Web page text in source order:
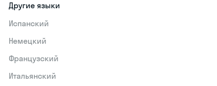
Другие языки
Испанский
Немецкий
Французский
Итальянский